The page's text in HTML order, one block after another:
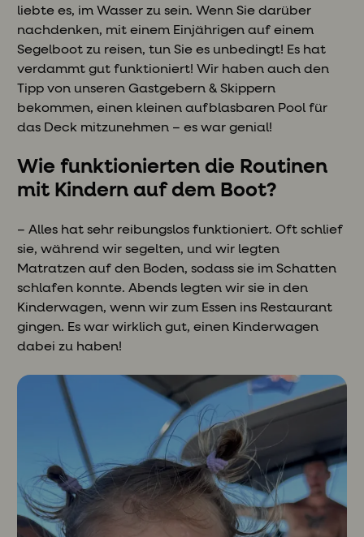
liebte es, im Wasser zu sein. Wenn Sie darüber
nachdenken, mit einem Einjährigen auf einem
Segelboot zu reisen, tun Sie es unbedingt! Es hat
verdammt gut funktioniert! Wir haben auch den
Tipp von unseren Gastgebern & Skippern
bekommen, einen kleinen aufblasbaren Pool für
das Deck mitzunehmen – es war genial!
Wie funktionierten die Routinen
mit Kindern auf dem Boot?
– Alles hat sehr reibungslos funktioniert. Oft schlief
sie, während wir segelten, und wir legten
Matratzen auf den Boden, sodass sie im Schatten
schlafen konnte. Abends legten wir sie in den
Kinderwagen, wenn wir zum Essen ins Restaurant
gingen. Es war wirklich gut, einen Kinderwagen
dabei zu haben!